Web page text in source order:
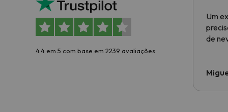
4.4 em 5 com base em 2239 avaliações
Um
de